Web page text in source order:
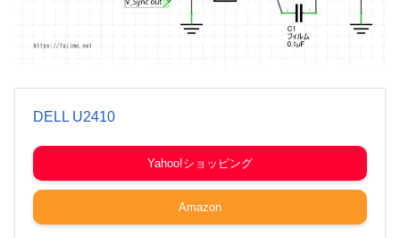
DELL U2410
Yahoo!ショッピング
Amazon